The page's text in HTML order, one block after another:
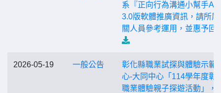
系『正向行為溝通小幫手
3.0版軟體推廣資訊，請所屬
關人員參考運用，並惠予回
2026-05-19 一般公告
彰化縣職業試探與體驗示範
心-大同中心「114學年度彰
職業體驗親子探遊活動」，